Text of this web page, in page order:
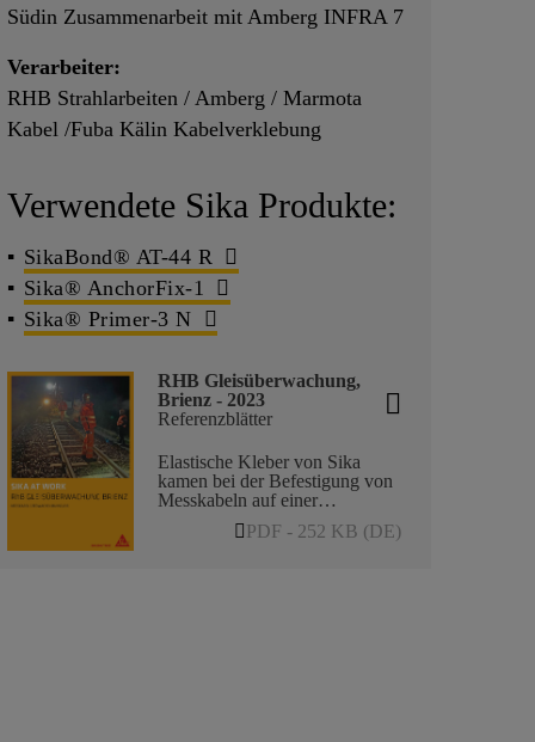
Südin Zusammenarbeit mit Amberg INFRA 7
Verarbeiter:
RHB Strahlarbeiten / Amberg / Marmota
Kabel /Fuba Kälin Kabelverklebung
Verwendete Sika Produkte:
SikaBond® AT-44 R
Sika® AnchorFix-1
Sika® Primer-3 N
RHB Gleisüberwachung,
Brienz - 2023
Referenzblätter
Elastische Kleber von Sika
kamen bei der Befestigung von
Messkabeln auf einer
Gleisstrecke der Rhätischen
Bahn zum Einsatz. Mit dieser
PDF - 252 KB (DE)